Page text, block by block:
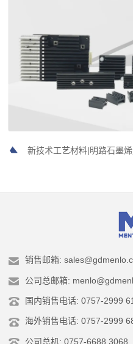
新技术工艺材料|明路石墨
销售邮箱:
公司总邮箱:
国内销售电话: 0757-2999
海外销售电话: 0757-2999
公司总机: 0757-6688 3068